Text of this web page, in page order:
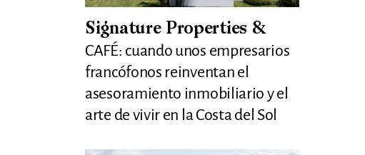
Signature Properties &
CAFÉ: cuando unos empresarios
francófonos reinventan el
asesoramiento inmobiliario y el
arte de vivir en la Costa del Sol